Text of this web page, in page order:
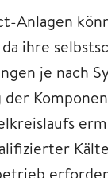
Anlagen
ihre
je nach
der